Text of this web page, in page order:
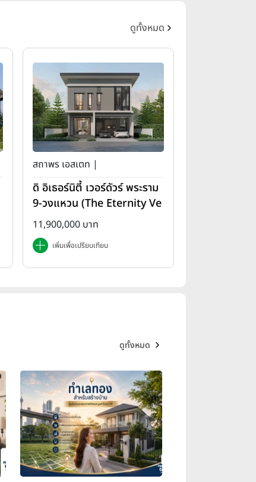
ดูทั้งหมด
สถาพร เอสเตท |
ดิ อิเธอร์นิตี้ เวอร์ดัวร์ พระราม
9-วงแหวน (The Eternity Ve
rdure Rama 9-Wongwae
n)
11,900,000 บาท
เพิ่มเพื่อเปรียบเทียบ
ดูทั้งหมด